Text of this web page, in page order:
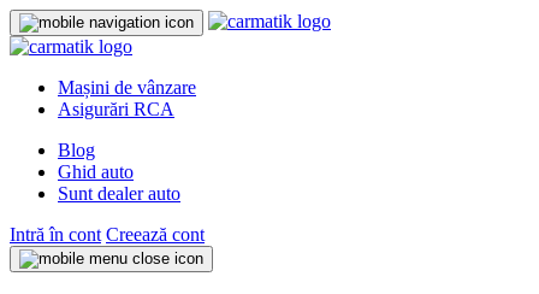
Mașini de vânzare
Asigurări RCA
Blog
Ghid auto
Sunt dealer auto
Intră în cont Creează cont